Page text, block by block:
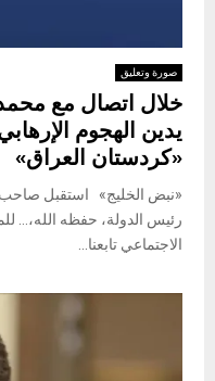
صورة وتعليق
خلال اتصال مع
يدين الهجوم
«كردستان العراق»
«نبض الخليج» استقبل صاحب
رئيس الدولة، حفظه الله،…
الاجتماعي تابعنا...